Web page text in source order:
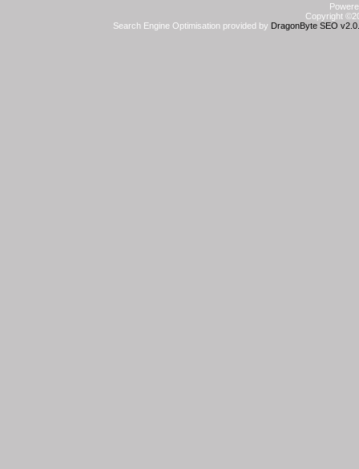
Copyright
Search Engine Optimisation provided by DragonByte SEO